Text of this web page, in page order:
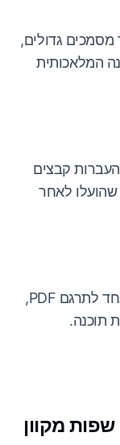
מסמכים גדולים,
המלאכותית
קבצים
לאחר
העיצוב האינטואיטיבי שלנו מקל על כל אחד לתרגם PDF,
תוכנה.
מקוון